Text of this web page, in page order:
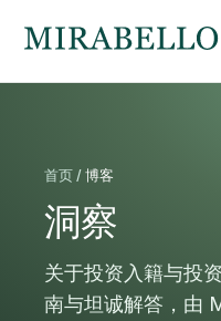
首页 / 博客
洞察
关于投资入籍与投
南与坦诚解答，由